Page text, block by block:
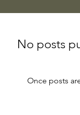
No posts
Once posts